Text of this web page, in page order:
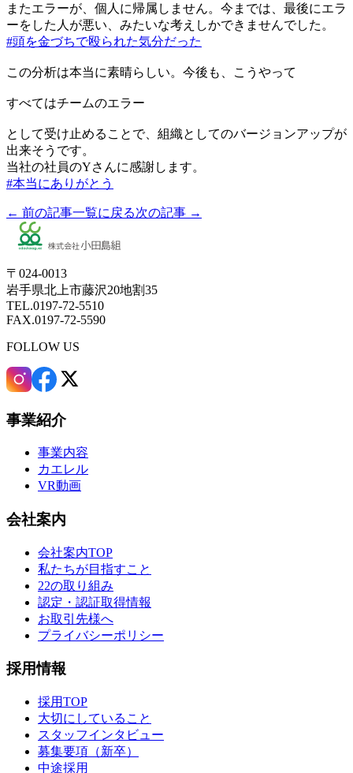
またエラーが、個人に帰属しません。今までは、最後にエラ
ーをした人が悪い、みたいな考えしかできませんでした。
#頭を金づちで殴られた気分だった
この分析は本当に素晴らしい。今後も、こうやって
すべてはチームのエラー
として受け止めることで、組織としてのバージョンアップが
出来そうです。
当社の社員のYさんに感謝します。
#本当にありがとう
← 前の記事一覧に戻る次の記事 →
〒024-0013
岩手県北上市藤沢20地割35
TEL.0197-72-5510
FAX.0197-72-5590
FOLLOW US
事業紹介
事業内容
カエレル
VR動画
会社案内
会社案内TOP
私たちが目指すこと
22の取り組み
認定・認証取得情報
お取引先様へ
プライバシーポリシー
採用情報
採用TOP
大切にしていること
スタッフインタビュー
募集要項（新卒）
中途採用